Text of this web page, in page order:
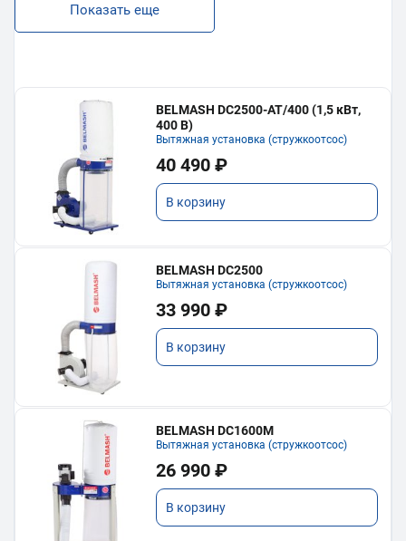
Показать еще
BELMASH DC2500-AT/400 (1,5 кВт,
400 В)
Вытяжная установка (стружкоотсос)
40 490 ₽
В корзину
BELMASH DC2500
Вытяжная установка (стружкоотсос)
33 990 ₽
В корзину
BELMASH DC1600M
Вытяжная установка (стружкоотсос)
26 990 ₽
В корзину